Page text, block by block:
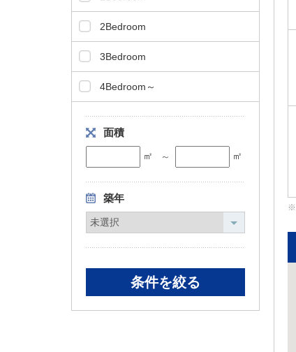
2Bedroom
3Bedroom
4Bedroom～
面積
㎡ ～ ㎡
築年